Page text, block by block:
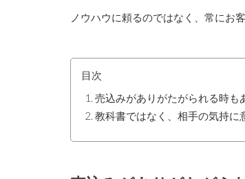
ノウハウに頼るのではなく、常にお
目次
売込みがありがたがられる時も
教科書ではなく、相手の気持に